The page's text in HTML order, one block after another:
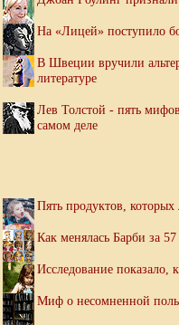
На «Лицей» поступило
В Швеции вручили
литературе
Лев Толстой - пять
самом деле
Пять продуктов, которых
Как менялась Барби за 57
Исследование показало,
Миф о несомненной